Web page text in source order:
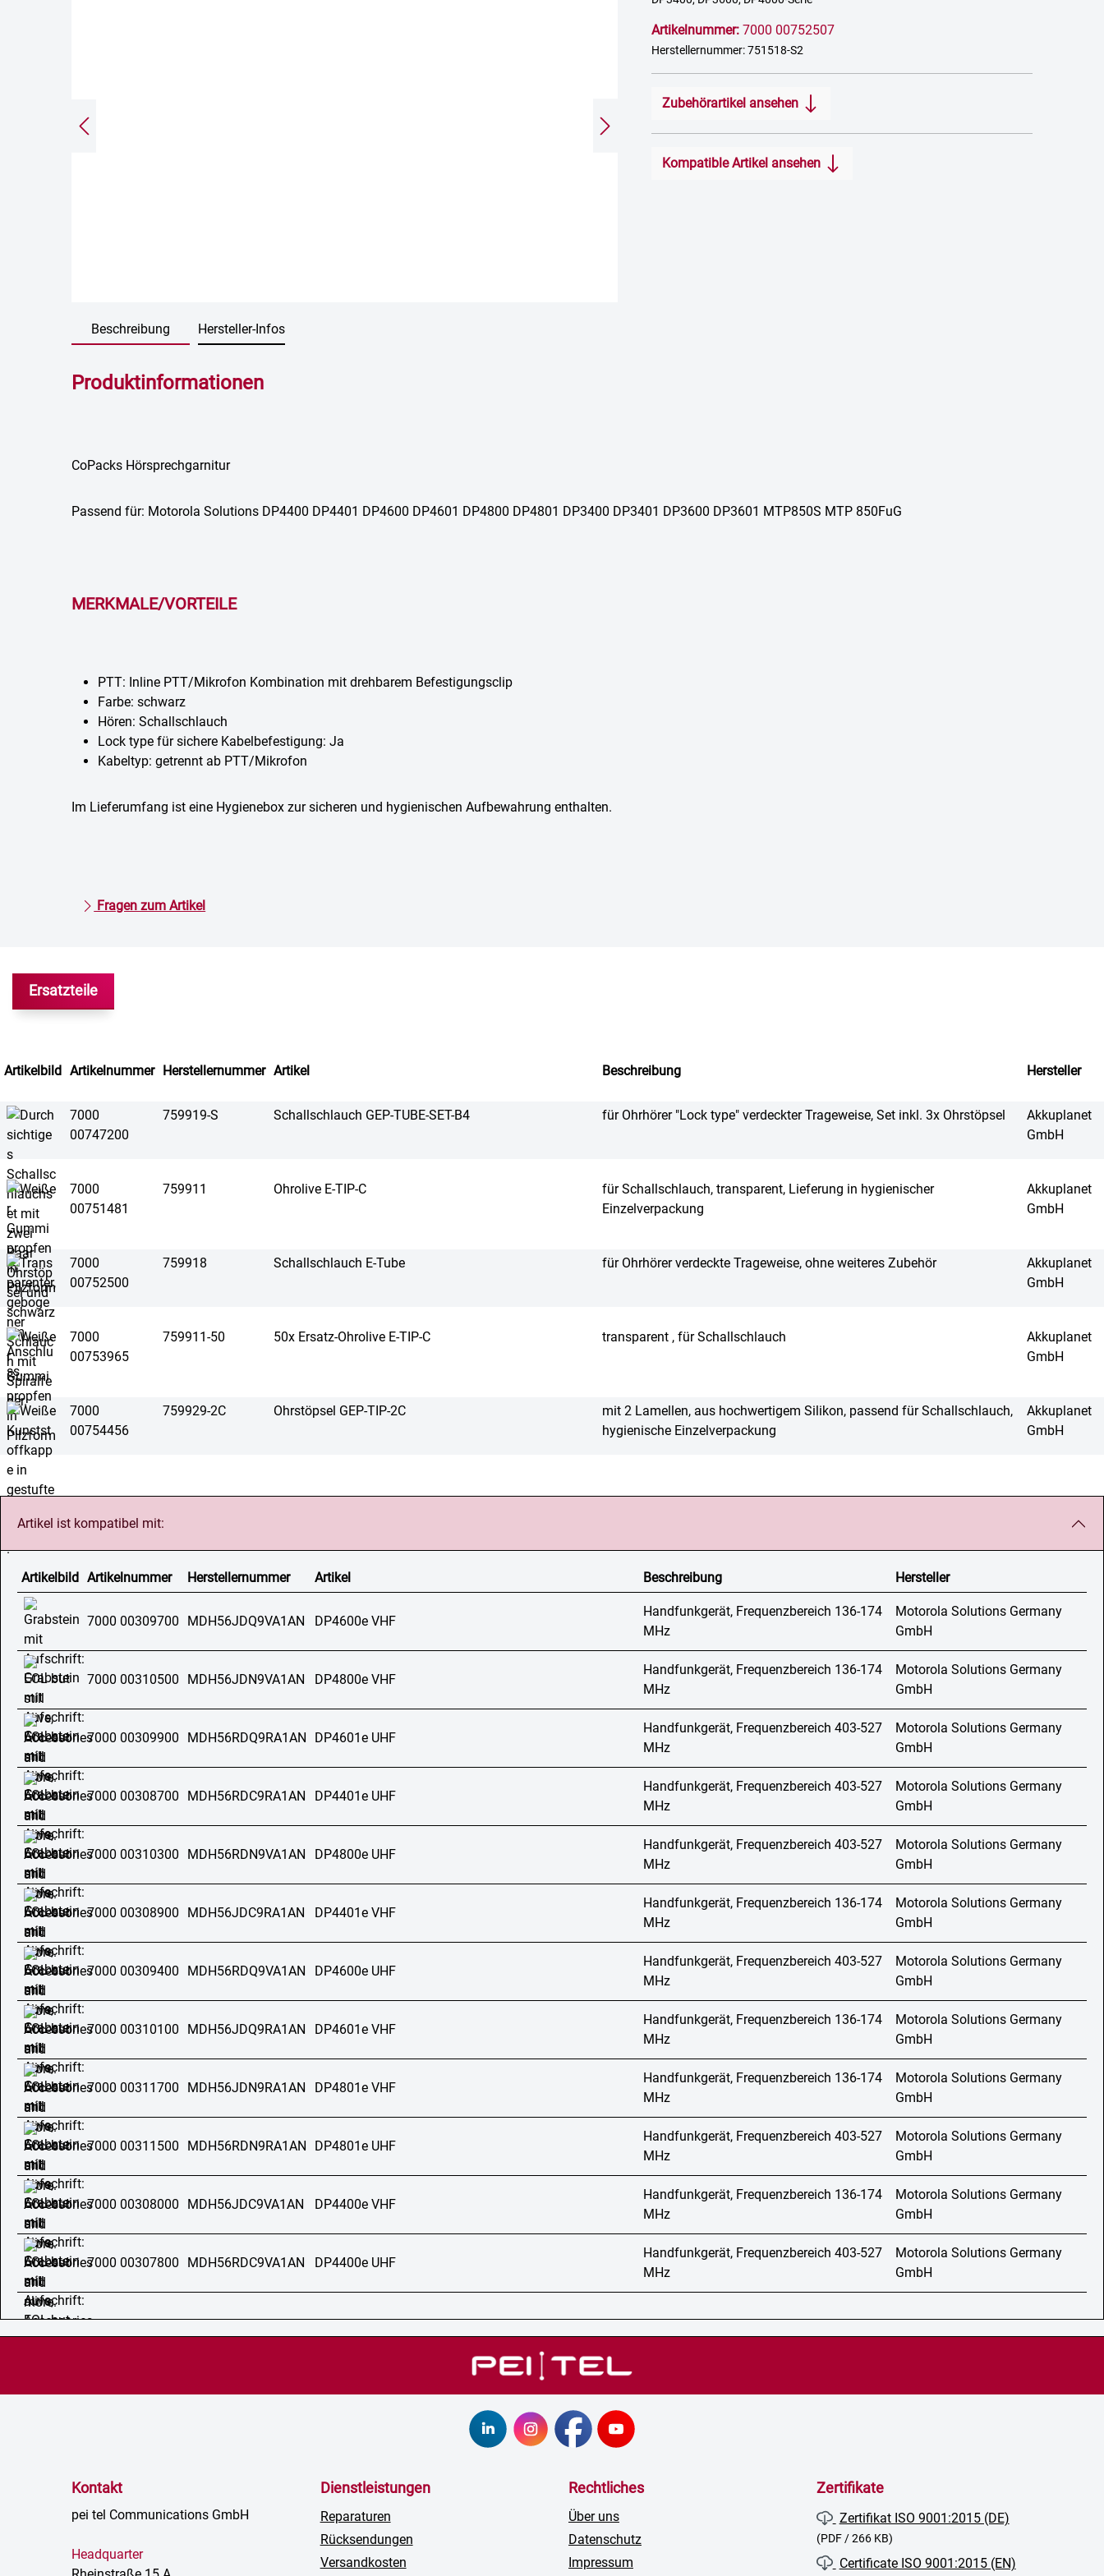
Artikelnummer: 7000 00752507
Herstellernummer: 751518-S2
Zubehörartikel ansehen
Kompatible Artikel ansehen
Beschreibung Hersteller-Infos
Produktinformationen
CoPacks Hörsprechgarnitur
Passend für: Motorola Solutions DP4400 DP4401 DP4600 DP4601 DP4800 DP4801 DP3400 DP3401 DP3600 DP3601 MTP850S MTP 850FuG
MERKMALE/VORTEILE
PTT: Inline PTT/Mikrofon Kombination mit drehbarem Befestigungsclip
Farbe: schwarz
Hören: Schallschlauch
Lock type für sichere Kabelbefestigung: Ja
Kabeltyp: getrennt ab PTT/Mikrofon
Im Lieferumfang ist eine Hygienebox zur sicheren und hygienischen Aufbewahrung enthalten.
Fragen zum Artikel
Ersatzteile
Artikelbild Artikelnummer Herstellernummer Artikel Beschreibung Hersteller
7000
00747200
759919-S Schallschlauch GEP-TUBE-SET-B4 für Ohrhörer "Lock type" verdeckter Trageweise, Set inkl. 3x Ohrstöpsel
Akkuplanet
GmbH
7000
00751481
759911 Ohrolive E-TIP-C
für Schallschlauch, transparent, Lieferung in hygienischer
Einzelverpackung
Akkuplanet
GmbH
7000
00752500
759918 Schallschlauch E-Tube für Ohrhörer verdeckte Trageweise, ohne weiteres Zubehör
Akkuplanet
GmbH
7000
00753965
759911-50 50x Ersatz-Ohrolive E-TIP-C transparent , für Schallschlauch
Akkuplanet
GmbH
7000
00754456
759929-2C Ohrstöpsel GEP-TIP-2C
mit 2 Lamellen, aus hochwertigem Silikon, passend für Schallschlauch,
hygienische Einzelverpackung
Akkuplanet
GmbH
Artikel ist kompatibel mit:
Artikelbild Artikelnummer Herstellernummer Artikel Beschreibung Hersteller
7000 00309700 MDH56JDQ9VA1AN DP4600e VHF
Handfunkgerät, Frequenzbereich 136-174
MHz
Motorola Solutions Germany
GmbH
7000 00310500 MDH56JDN9VA1AN DP4800e VHF
Handfunkgerät, Frequenzbereich 136-174
MHz
Motorola Solutions Germany
GmbH
7000 00309900 MDH56RDQ9RA1AN DP4601e UHF
Handfunkgerät, Frequenzbereich 403-527
MHz
Motorola Solutions Germany
GmbH
7000 00308700 MDH56RDC9RA1AN DP4401e UHF
Handfunkgerät, Frequenzbereich 403-527
MHz
Motorola Solutions Germany
GmbH
7000 00310300 MDH56RDN9VA1AN DP4800e UHF
Handfunkgerät, Frequenzbereich 403-527
MHz
Motorola Solutions Germany
GmbH
7000 00308900 MDH56JDC9RA1AN DP4401e VHF
Handfunkgerät, Frequenzbereich 136-174
MHz
Motorola Solutions Germany
GmbH
7000 00309400 MDH56RDQ9VA1AN DP4600e UHF
Handfunkgerät, Frequenzbereich 403-527
MHz
Motorola Solutions Germany
GmbH
7000 00310100 MDH56JDQ9RA1AN DP4601e VHF
Handfunkgerät, Frequenzbereich 136-174
MHz
Motorola Solutions Germany
GmbH
7000 00311700 MDH56JDN9RA1AN DP4801e VHF
Handfunkgerät, Frequenzbereich 136-174
MHz
Motorola Solutions Germany
GmbH
7000 00311500 MDH56RDN9RA1AN DP4801e UHF
Handfunkgerät, Frequenzbereich 403-527
MHz
Motorola Solutions Germany
GmbH
7000 00308000 MDH56JDC9VA1AN DP4400e VHF
Handfunkgerät, Frequenzbereich 136-174
MHz
Motorola Solutions Germany
GmbH
7000 00307800 MDH56RDC9VA1AN DP4400e UHF
Handfunkgerät, Frequenzbereich 403-527
MHz
Motorola Solutions Germany
GmbH
Kontakt
pei tel Communications GmbH
Headquarter
Dienstleistungen
Reparaturen
Rücksendungen
Versandkosten
Rechtliches
Über uns
Datenschutz
Impressum
Zertifikate
Zertifikat ISO 9001:2015 (DE)
(PDF / 266 KB)
Certificate ISO 9001:2015 (EN)